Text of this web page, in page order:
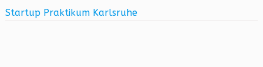
Startup Praktikum Karlsruhe